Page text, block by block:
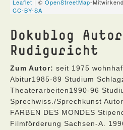
Dokublog Autor
Rudiguricht
Zum Autor: seit 1975
Abitur1985-89 Studium
Theaterarbeiten1990-96
Sprechwiss./Sprechkunst
FARBEN DES MONDES
Filmförderung Sachsen-A.